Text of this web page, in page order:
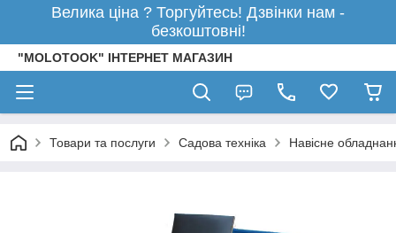
Велика ціна ? Торгуйтесь! Дзвінки нам -
безкоштовні!
"MOLOTOOK" ІНТЕРНЕТ МАГАЗИН
Товари та послуги Садова техніка Навісне